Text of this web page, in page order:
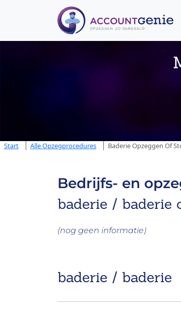
Start Alle Opzegprocedures Baderie Opzeggen Of
Bedrijfs- en
baderie / baderie
(nog geen informatie)
baderie / baderie